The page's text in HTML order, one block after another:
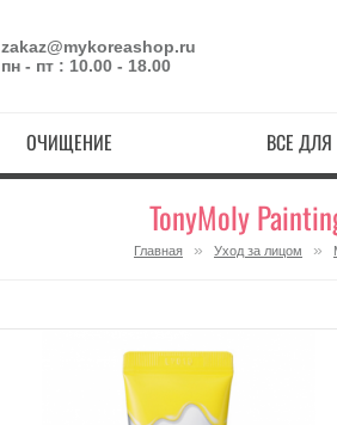
zakaz@mykoreashop.ru
пн - пт : 10.00 - 18.00
ОЧИЩЕНИЕ ВСЕ
TonyMoly
Главная » Уход за лицом »